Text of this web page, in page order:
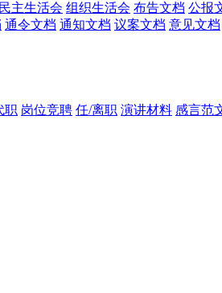
民主生活会 组织生活会 布告文档 公报
通令文档 通知文档 议案文档 意见文档
职 岗位竞聘 任/离职 演讲材料 感言范